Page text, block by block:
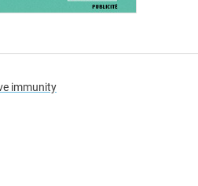
immunity